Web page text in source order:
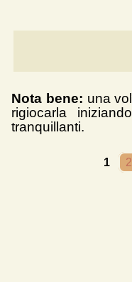
Nota bene: una
rigiocarla
tranquillanti.
PAGINE
1 2